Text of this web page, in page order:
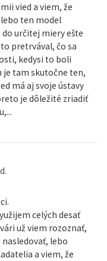
vied a viem, že
ten model
určitej miery ešte
pretrvával, čo sa
kedysi to boli
je tam skutočne ten,
má aj svoje ústavy
je dôležité zriadiť
celých desať
už viem rozoznať,
nasledovať, lebo
a viem, že